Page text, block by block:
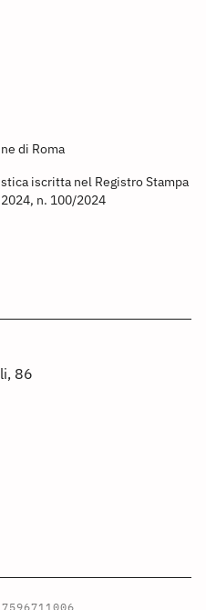
di Roma
iscritta nel Registro Stampa
n. 100/2024
86